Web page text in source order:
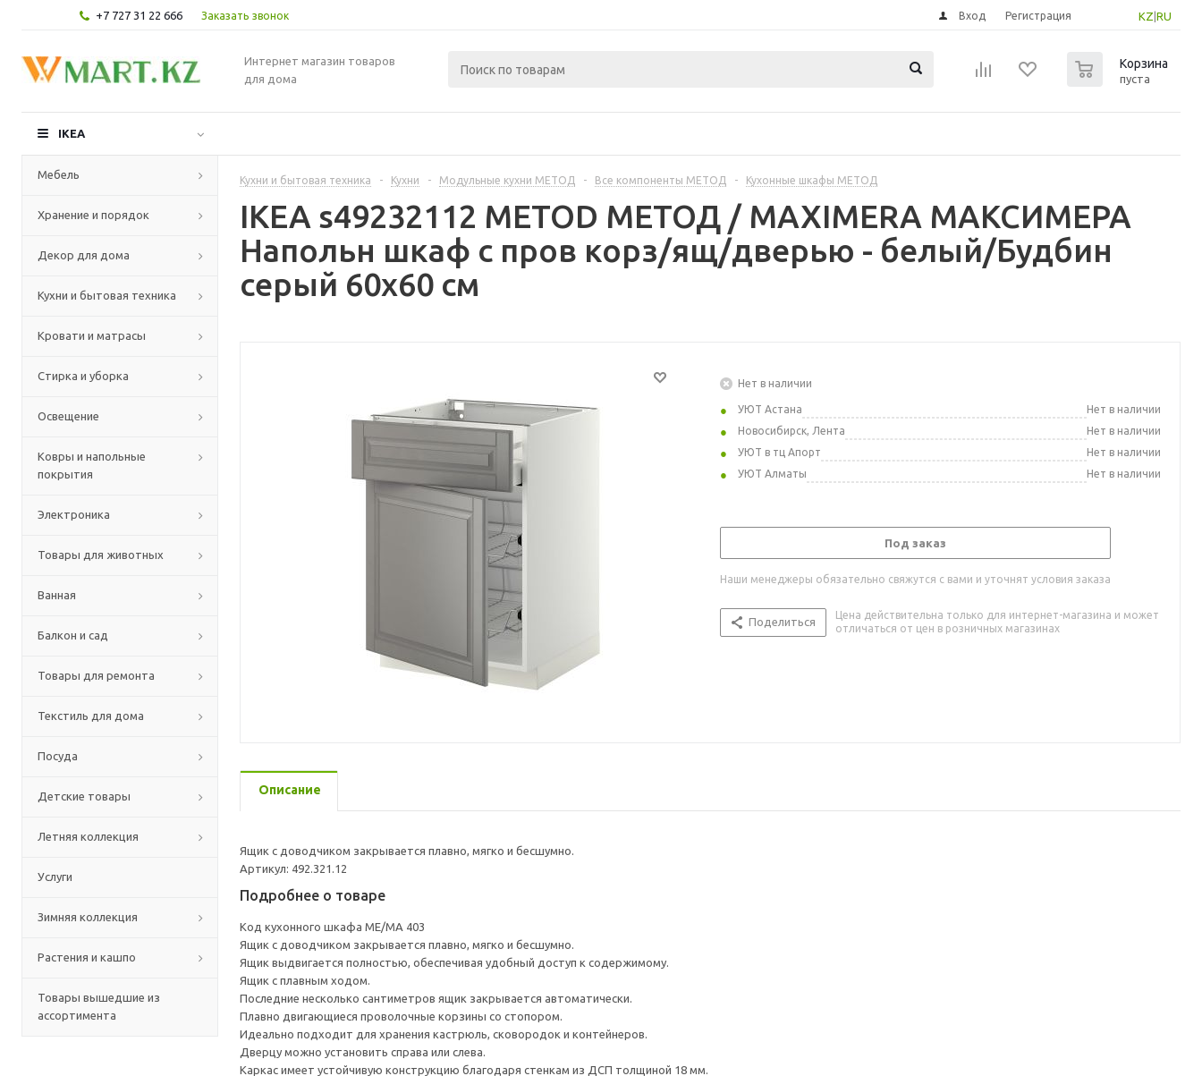
+7 727 31 22 666 Заказать звонок KZ RU
Вход Регистрация
Интернет магазин товаров
для дома
Корзина
пуста
IKEA
Мебель
Хранение и порядок
Декор для дома
Кухни и бытовая техника
Кровати и матрасы
Стирка и уборка
Освещение
Ковры и напольные
покрытия
Электроника
Товары для животных
Ванная
Балкон и сад
Товары для ремонта
Текстиль для дома
Посуда
Детские товары
Летняя коллекция
Услуги
Зимняя коллекция
Растения и кашпо
Товары вышедшие из
ассортимента
Кухни и бытовая техника - Кухни - Модульные кухни МЕТОД - Все компоненты МЕТОД - Кухонные шкафы МЕТОД
IKEA s49232112 METOD МЕТОД / MAXIMERA МАКСИМЕРА
Напольн шкаф с пров корз/ящ/дверью - белый/Будбин
серый 60x60 см
Нет в наличии
УЮТ Астана
Нет в наличии
Новосибирск, Лента
Нет в наличии
УЮТ в тц Апорт
Нет в наличии
УЮТ Алматы
Нет в наличии
Под заказ
Наши менеджеры обязательно свяжутся с вами и уточнят условия заказа
Поделиться
Цена действительна только для интернет-магазина и может
отличаться от цен в розничных магазинах
Описание
Ящик с доводчиком закрывается плавно, мягко и бесшумно.
Артикул: 492.321.12
Подробнее о товаре
Код кухонного шкафа ME/MA 403
Ящик с доводчиком закрывается плавно, мягко и бесшумно.
Ящик выдвигается полностью, обеспечивая удобный доступ к содержимому.
Ящик с плавным ходом.
Последние несколько сантиметров ящик закрывается автоматически.
Плавно двигающиеся проволочные корзины со стопором.
Идеально подходит для хранения кастрюль, сковородок и контейнеров.
Дверцу можно установить справа или слева.
Каркас имеет устойчивую конструкцию благодаря стенкам из ДСП толщиной 18 мм.